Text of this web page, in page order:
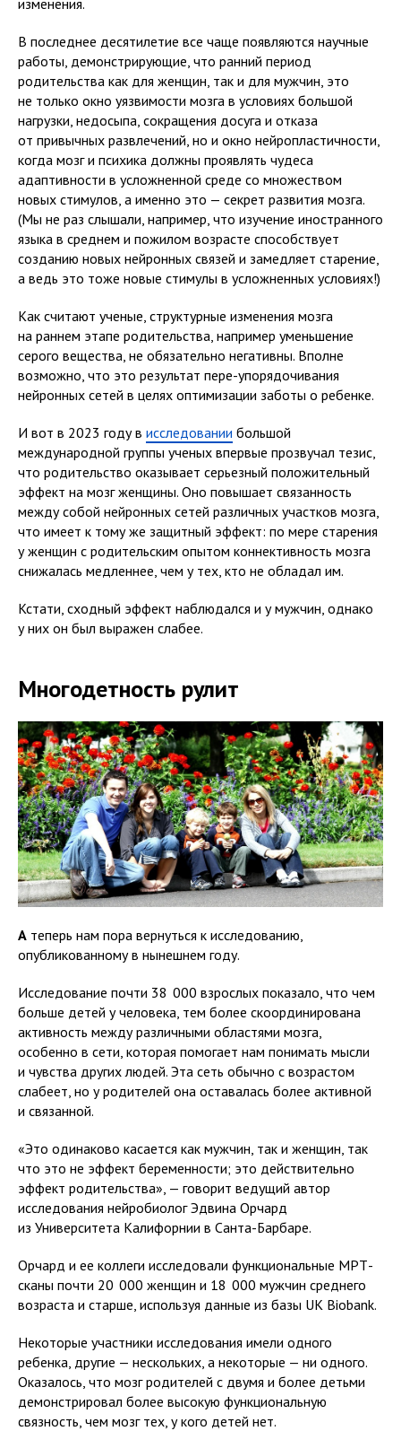
В последнее десятилетие все чаще появляются научные
работы, демонстрирующие, что ранний период
родительства как для женщин, так и для мужчин, это
не только окно уязвимости мозга в условиях большой
нагрузки, недосыпа, сокращения досуга и отказа
от привычных развлечений, но и окно нейропластичности,
когда мозг и психика должны проявлять чудеса
адаптивности в усложненной среде со множеством
новых стимулов, а именно это — секрет развития мозга.
(Мы не раз слышали, например, что изучение иностранного
языка в среднем и пожилом возрасте способствует
созданию новых нейронных связей и замедляет старение,
а ведь это тоже новые стимулы в усложненных условиях!)
Как считают ученые, структурные изменения мозга
на раннем этапе родительства, например уменьшение
серого вещества, не обязательно негативны. Вполне
возможно, что это результат пере-упорядочивания
нейронных сетей в целях оптимизации заботы о ребенке.
И вот в 2023 году в исследовании большой
международной группы ученых впервые прозвучал тезис,
что родительство оказывает серьезный положительный
эффект на мозг женщины. Оно повышает связанность
между собой нейронных сетей различных участков мозга,
что имеет к тому же защитный эффект: по мере старения
у женщин с родительским опытом коннективность мозга
снижалась медленнее, чем у тех, кто не обладал им.
Кстати, сходный эффект наблюдался и у мужчин, однако
у них он был выражен слабее.
Многодетность рулит
А теперь нам пора вернуться к исследованию,
опубликованному в нынешнем году.
Исследование почти 38 000 взрослых показало, что чем
больше детей у человека, тем более скоординирована
активность между различными областями мозга,
особенно в сети, которая помогает нам понимать мысли
и чувства других людей. Эта сеть обычно с возрастом
слабеет, но у родителей она оставалась более активной
и связанной.
«Это одинаково касается как мужчин, так и женщин, так
что это не эффект беременности; это действительно
эффект родительства», — говорит ведущий автор
исследования нейробиолог Эдвина Орчард
из Университета Калифорнии в Санта-Барбаре.
Орчард и ее коллеги исследовали функциональные МРТ-
сканы почти 20 000 женщин и 18 000 мужчин среднего
возраста и старше, используя данные из базы UK Biobank.
Некоторые участники исследования имели одного
ребенка, другие — нескольких, а некоторые — ни одного.
Оказалось, что мозг родителей с двумя и более детьми
демонстрировал более высокую функциональную
связность, чем мозг тех, у кого детей нет.